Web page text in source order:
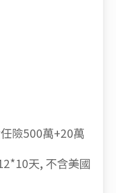
險500萬+20萬
天, 不含美國